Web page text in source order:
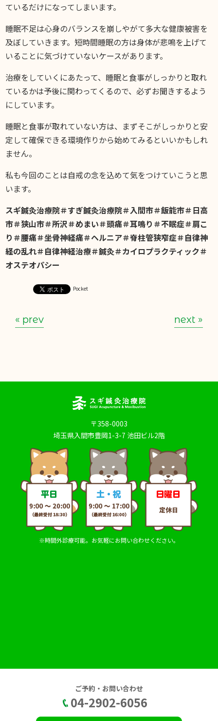
ているだけになってしまいます。
睡眠不足は心身のバランスを崩しやがて多大な健康被害を
及ぼしていきます。短時間睡眠の方は身体が悲鳴を上げて
いることに気づけていないケースがあります。
治療をしていくにあたって、睡眠と食事がしっかりと取れ
ているかは予後に関わってくるので、必ずお聞きするよう
にしています。
睡眠と食事が取れていない方は、まずそこがしっかりと安
定して確保できる環境作りから始めてみるといいかもしれ
ません。
私も今回のことは自戒の念を込めて気をつけていこうと思
います。
スギ鍼灸治療院＃すぎ鍼灸治療院＃入間市＃飯能市＃日高
市＃狭山市＃所沢＃めまい＃頭痛＃耳鳴り＃不眠症＃肩こ
り＃腰痛＃坐骨神経痛＃ヘルニア＃脊柱管狭窄症＃自律神
経の乱れ＃自律神経治療＃鍼灸＃カイロプラクティック＃
オステオパシー
Pocket
« prev next »
〒358-0003
埼玉県入間市豊岡1-3-7 池田ビル2階
※時間外診療可能。お気軽にお問い合わせください。
ご予約・お問い合わせ
04-2902-6056